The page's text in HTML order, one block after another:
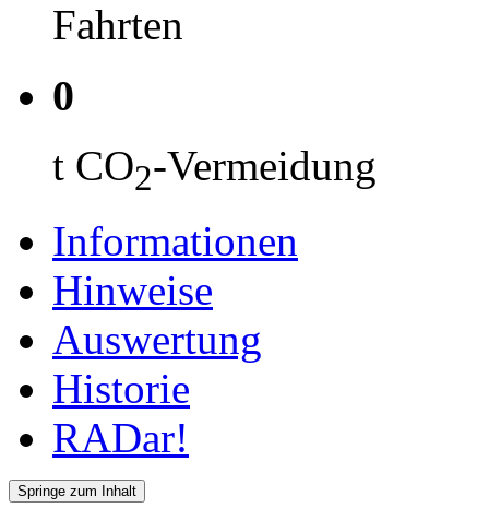
Fahrten
0
t CO2-Vermeidung
Informationen
Hinweise
Auswertung
Historie
RADar!
Springe zum Inhalt